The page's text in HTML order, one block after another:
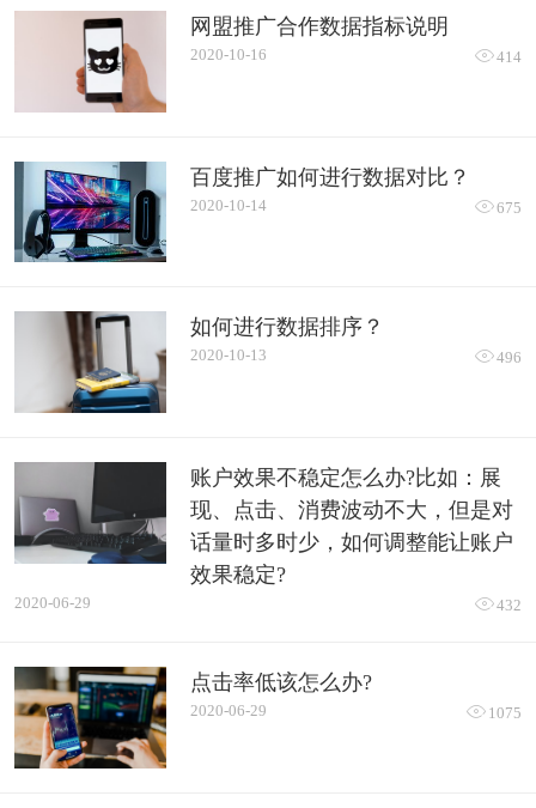
网盟推广合作数据指标说明
2020-10-16 414
百度推广如何进行数据对比？
2020-10-14 675
如何进行数据排序？
2020-10-13 496
账户效果不稳定怎么办?比如：展
现、点击、消费波动不大，但是对
话量时多时少，如何调整能让账户
效果稳定?
2020-06-29 432
点击率低该怎么办?
2020-06-29  1075